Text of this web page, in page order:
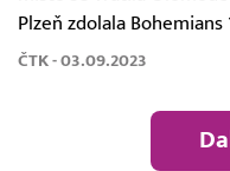
Plzeň zdolala Bohemians
ČTK - 03.09.2023